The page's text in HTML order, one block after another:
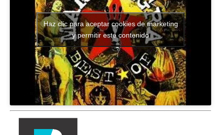
Haz clic para aceptar cookies de marketing
y permitir este contenido